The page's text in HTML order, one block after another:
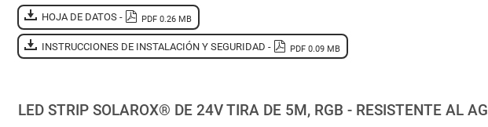
HOJA DE DATOS - PDF 0.26 MB
INSTRUCCIONES DE INSTALACIÓN Y SEGURIDAD - PDF 0.09 MB
LED STRIP SOLAROX® DE 24V TIRA DE 5M, RGB - RESISTENTE AL